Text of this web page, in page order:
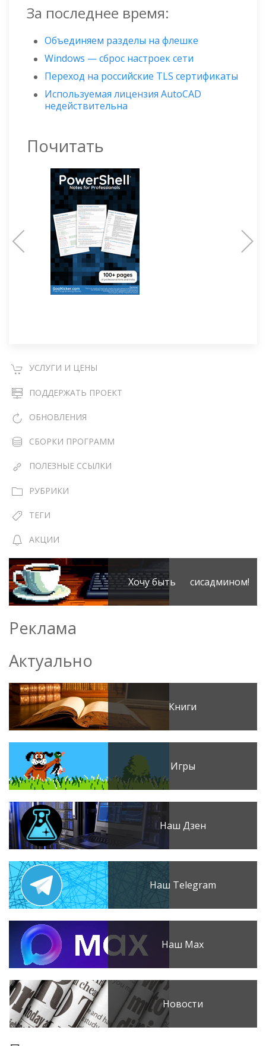
За последнее время:
Объединяем разделы на флешке
Windows — сброс настроек сети
Переход на российские TLS сертификаты
Используемая лицензия AutoCAD
недействительна
Почитать
УСЛУГИ И ЦЕНЫ
ПОДДЕРЖАТЬ ПРОЕКТ
ОБНОВЛЕНИЯ
СБОРКИ ПРОГРАММ
ПОЛЕЗНЫЕ ССЫЛКИ
РУБРИКИ
ТЕГИ
АКЦИИ
Хочу быть сисадмином!
Реклама
Актуально
Книги
Игры
Наш Дзен
Наш Telegram
Наш Max
Новости